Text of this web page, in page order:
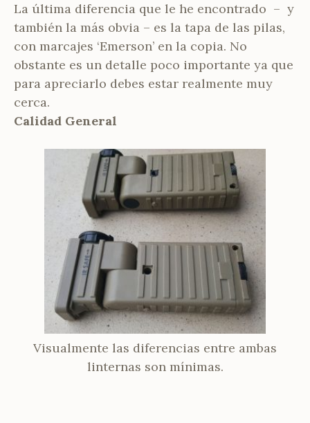
La última diferencia que le he encontrado – y
también la más obvia – es la tapa de las pilas,
con marcajes ‘Emerson’ en la copia. No
obstante es un detalle poco importante ya que
para apreciarlo debes estar realmente muy
cerca.
Calidad General
Visualmente las diferencias entre ambas
linternas son mínimas.